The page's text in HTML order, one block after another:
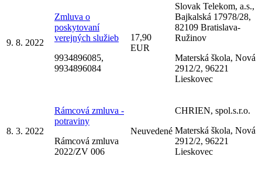
9. 8. 2022
Zmluva o
poskytovaní
verejných služieb
9934896085,
9934896084
17,90
EUR
Slovak Telekom, a.s.,
Bajkalská 17978/28,
82109 Bratislava-
Ružinov
Materská škola, Nová
2912/2, 96221
Lieskovec
8. 3. 2022
Rámcová zmluva -
potraviny
Rámcová zmluva
2022/ZV 006
Neuvedené
CHRIEN, spol.s.r.o.
Materská škola, Nová
2912/2, 96221
Lieskovec